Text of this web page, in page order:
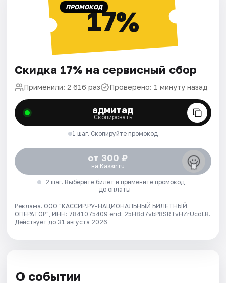
ПРОМОКОД17%
Скидка 17% на сервисный сбор
Применили: 2 616 раз Проверено: 1 минуту назад
адмитад
Скопировать
1 шаг. Скопируйте промокод
от 300 ₽
на Kassir.ru
2 шаг. Выберите билет и примените промокод
до оплаты
Реклама. ООО "КАССИР.РУ-НАЦИОНАЛЬНЫЙ БИЛЕТНЫЙ
ОПЕРАТОР", ИНН: 7841075409 erid: 25H8d7vbP8SRTvHZrUcdLB.
Действует до 31 августа 2026
О событии